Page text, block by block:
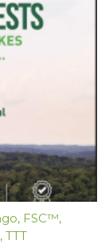
, FSC™,
, TTT